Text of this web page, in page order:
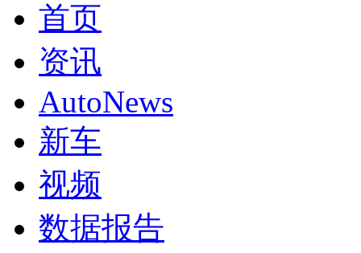
首页
资讯
AutoNews
新车
视频
数据报告